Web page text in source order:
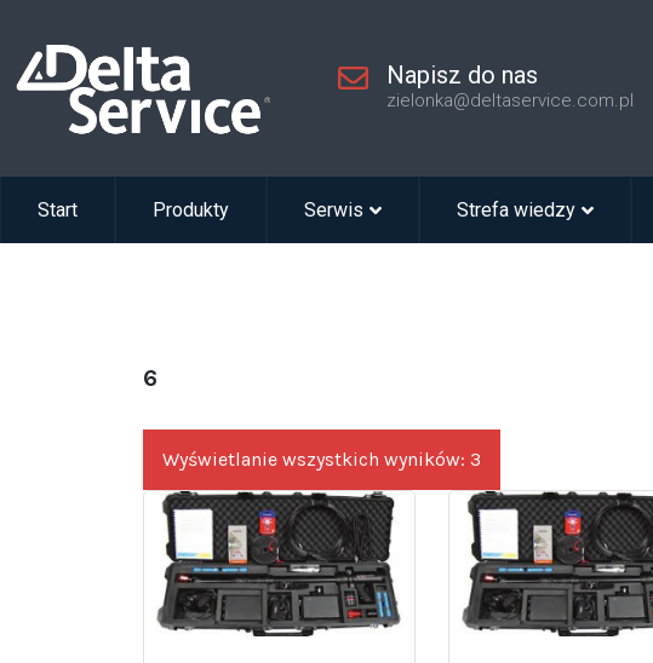
Napisz do nas
zielonka@deltaservice.com.pl
Start Produkty Serwis Strefa wiedzy
6
Wyświetlanie wszystkich wyników: 3